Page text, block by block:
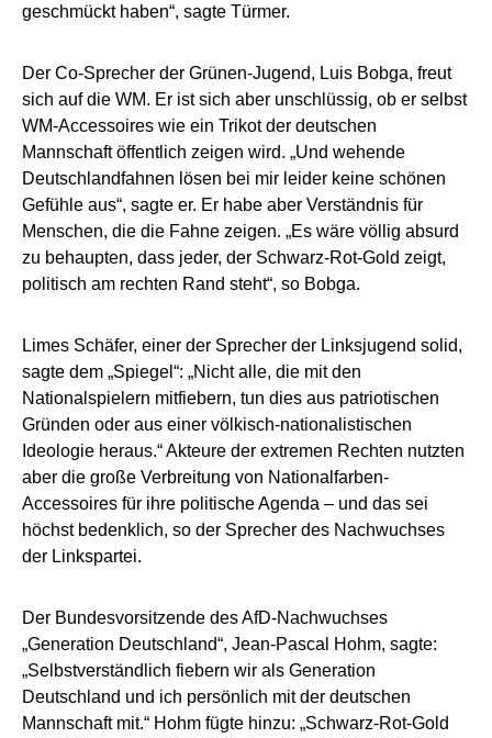
geschmückt haben“, sagte Türmer.
Der Co-Sprecher der Grünen-Jugend, Luis Bobga, freut
sich auf die WM. Er ist sich aber unschlüssig, ob er selbst
WM-Accessoires wie ein Trikot der deutschen
Mannschaft öffentlich zeigen wird. „Und wehende
Deutschlandfahnen lösen bei mir leider keine schönen
Gefühle aus“, sagte er. Er habe aber Verständnis für
Menschen, die die Fahne zeigen. „Es wäre völlig absurd
zu behaupten, dass jeder, der Schwarz-Rot-Gold zeigt,
politisch am rechten Rand steht“, so Bobga.
Limes Schäfer, einer der Sprecher der Linksjugend solid,
sagte dem „Spiegel“: „Nicht alle, die mit den
Nationalspielern mitfiebern, tun dies aus patriotischen
Gründen oder aus einer völkisch-nationalistischen
Ideologie heraus.“ Akteure der extremen Rechten nutzten
aber die große Verbreitung von Nationalfarben-
Accessoires für ihre politische Agenda – und das sei
höchst bedenklich, so der Sprecher des Nachwuchses
der Linkspartei.
Der Bundesvorsitzende des AfD-Nachwuchses
„Generation Deutschland“, Jean-Pascal Hohm, sagte:
„Selbstverständlich fiebern wir als Generation
Deutschland und ich persönlich mit der deutschen
Mannschaft mit.“ Hohm fügte hinzu: „Schwarz-Rot-Gold